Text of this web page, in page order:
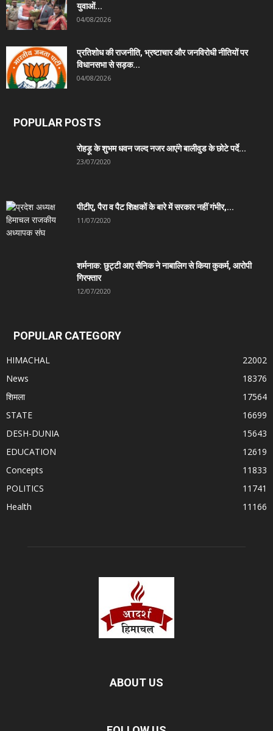
युवाओं...
04/08/2026
प्रतिशोध की राजनीति, भ्रष्टाचार और जनविरोधी नीतियों पर
विधानसभा से सड़क...
04/08/2026
POPULAR POSTS
रोहड़ू के शुभम धवन जल्द नजर आएंगे बालीवुड के छोटे पर्दे...
23/07/2020
पीटीए, पैरा व पैट शिक्षकों के बारे में सरकार नहीं गंभीर,...
11/07/2020
शर्मनाक: छुट्टी आए सैनिक ने नाबालिग से किया कुकर्म, आरोपी
गिरफ्तार
12/07/2020
POPULAR CATEGORY
HIMACHAL
22002
News
18376
शिमला
17564
STATE
16699
DESH-DUNIA
15643
EDUCATION
12619
Concepts
11833
POLITICS
11741
Health
11166
ABOUT US